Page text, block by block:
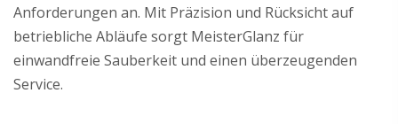
Anforderungen an. Mit Präzision und Rücksicht auf
betriebliche Abläufe sorgt MeisterGlanz für
einwandfreie Sauberkeit und einen überzeugenden
Service.